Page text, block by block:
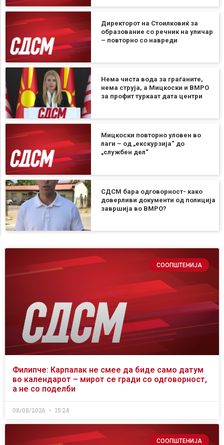
Директорот на Стоилковиќ за
образование со речник на уличар
– повторно со навреди
Нема чиста вода за граѓаните,
нема струја, а Мицкоски и ВМРО
за профит туркаат дата центри
Мицкоски повторно уловен во
лаги – од „екскурзија“ до
„службен дел“
СДСМ бара одговорност- како
доверливи документи од полиција
завршија во ВМРО?
СООПШТЕНИЈА
Филипче: Карпалак не смее да биде само датум
во календарот – мирот се гради со одговорност,
а не со поделби
08/08/2026 15:24
СООПШТЕНИЈА